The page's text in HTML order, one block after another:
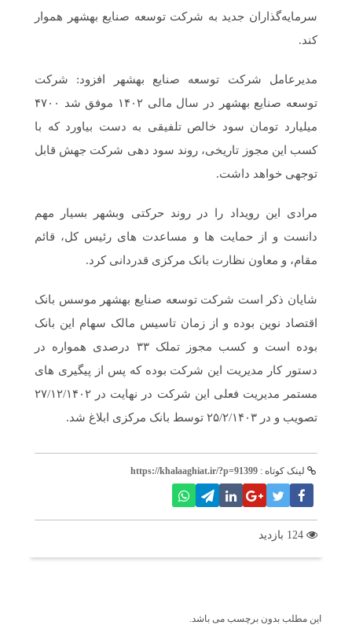
سرمایه‌گذاران جدید به شرکت توسعه صنایع بهشهر هموار
کند.
مدیرعامل شرکت توسعه صنایع بهشهر افزود: شرکت
توسعه صنایع بهشهر در سال مالی ۱۴۰۲ موفق شد ۴۷۰۰
میلیارد تومان سود خالص تلفیقی به دست بیاورد که با
کسب این مجوز تاریخی، روند سود دهی شرکت جهش قابل
توجهی خواهد داشت.
مرادی این رویداد را در روند حرکتی وبشهر بسیار مهم
دانست و از حمایت ها و مساعدت های رئیس کل، قائم
مقام، و معاون نظارت بانک مرکزی قدردانی کرد.
شایان ذکر است شرکت توسعه صنایع بهشهر موسس بانک
اقتصاد نوین بوده و از زمان تاسیس مالک سهام این بانک
بوده است و کسب مجوز تملک ۳۳ درصدی همواره در
دستور کار مدیریت این شرکت بوده که پس از پیگیری های
مستمر مدیریت فعلی این شرکت در نهایت در ۲۷/۱۲/۱۴۰۲
تصویب و در ۲۵/۲/۱۴۰۳ توسط بانک مرکزی ابلاغ شد.
لینک کوتاه : https://khalaaghiat.ir/?p=91399
این مطلب بدون برچسب می باشد.